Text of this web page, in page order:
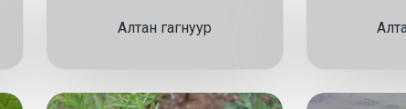
Алтан гагнуур